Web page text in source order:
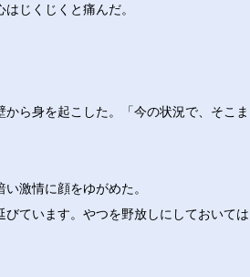
じくじくと痛んだ。
ら身を起こした。「今の状況で、そこま
激情に顔をゆがめた。
びています。やつを野放しにしておいては